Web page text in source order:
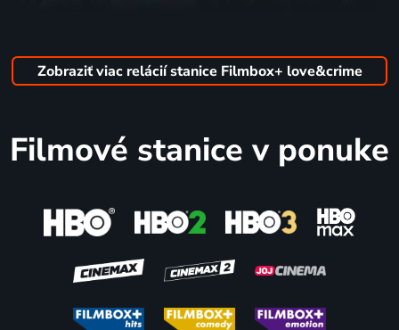
milenec?
2020 | Maďarsko | Komédia, Romantický
2015 | Grécko | Dráma, Romantický
2023 | USA | Akčný, Dráma, Krimi, Thriller 2010 | USA | Komédia
66% 44% 61% 2 diely
Zobraziť viac relácií stanice Filmbox+ love&crime
Filmové stanice v ponuke